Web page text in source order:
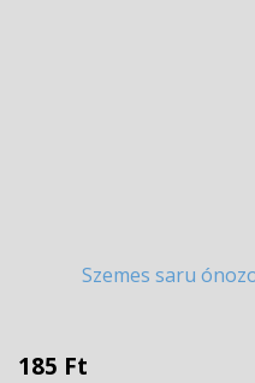
Szemes saru
185 Ft